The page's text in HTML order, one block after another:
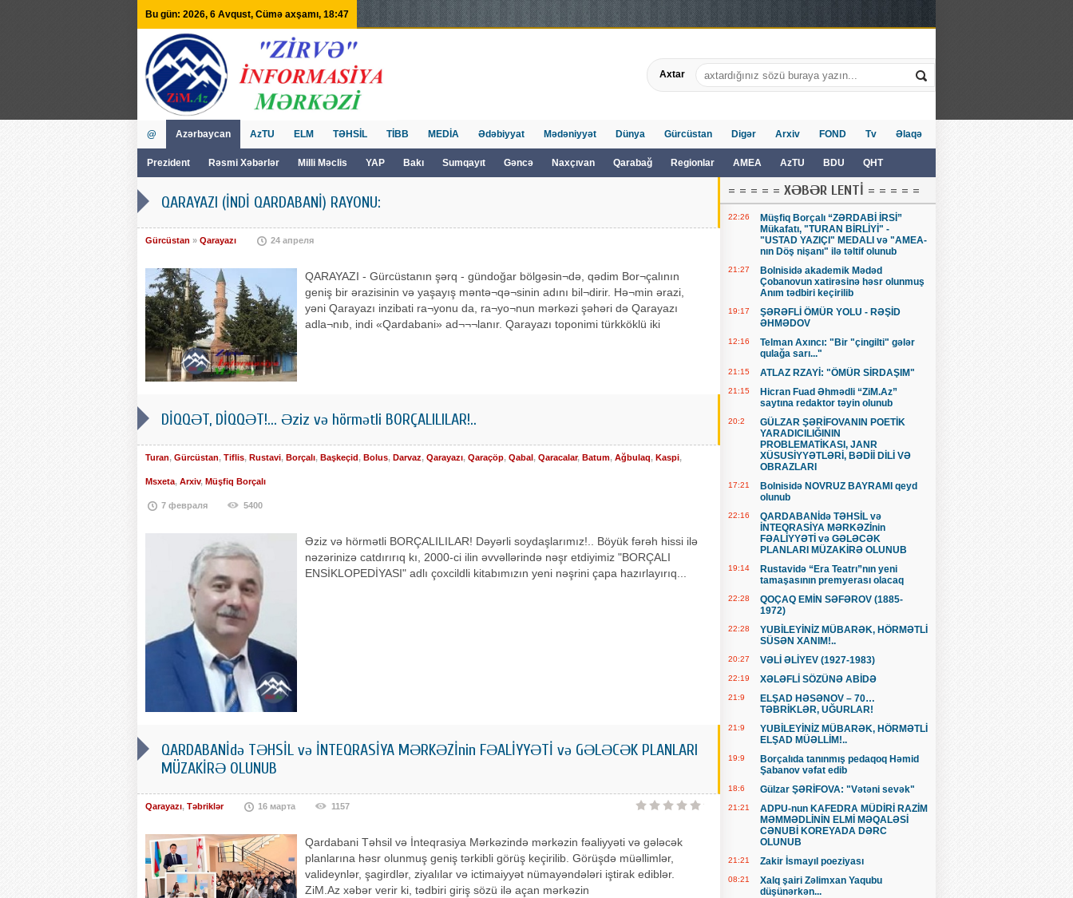
Bu gün: 2026, 6 Avqust, Cümə axşamı, 18:47
Axtar
@ Azərbaycan
Prezident Rəsmi Xəbərlər Milli Məclis YAP Bakı Sumqayıt Gəncə Naxçıvan Qarabağ Regionlar AMEA AzTU BDU QHT
AzTU ELM TƏHSİL TİBB MEDİA Ədəbiyyat Mədəniyyət Dünya Gürcüstan Digər Arxiv FOND Tv Əlaqə
QARAYAZI (İNDİ QARDABANİ) RAYONU:
Gürcüstan » Qarayazı 24 апреля
QARAYAZI - Gürcüstanın şərq - gündoğar bölgəsin¬də, qədim Bor¬çalının
geniş bir ərazisinin və yaşayış məntə¬qə¬sinin adını bil¬dirir. Hə¬min ərazi,
yəni Qarayazı inzibati ra¬yonu da, ra¬yo¬nun mərkəzi şəhəri də Qarayazı
adla¬nıb, indi «Qardabani» ad¬¬¬lanır. Qarayazı toponimi türkköklü iki
DİQQƏT, DİQQƏT!... Əziz və hörmətli BORÇALILILAR!..
Turan, Gürcüstan, Tiflis, Rustavi, Borçalı, Başkeçid , Bolus, Darvaz, Qarayazı, Qaraçöp, Qabal , Qaracalar, Batum, Ağbulaq, Kaspi,
Msxeta, Arxiv, Müşfiq Borçalı
7 февраля 5400
Əziz və hörmətli BORÇALILILAR! Dəyərli soydaşlarımız!.. Böyük fərəh hissi ilə
nəzərinizə catdırırıq kı, 2000-ci ilin əvvəllərində nəşr etdiyimiz "BORÇALI
ENSİKLOPEDİYASI" adlı çoxcildli kitabımızın yeni nəşrini çapa hazırlayırıq...
QARDABANİdə TƏHSİL və İNTEQRASİYA MƏRKƏZİnin FƏALİYYƏTİ və GƏLƏCƏK PLANLARI
MÜZAKİRƏ OLUNUB
Qarayazı, Təbriklər 16 марта 1157
Qardabani Təhsil və İnteqrasiya Mərkəzində mərkəzin fəaliyyəti və gələcək
planlarına həsr olunmuş geniş tərkibli görüş keçirilib. Görüşdə müəllimlər,
valideynlər, şagirdlər, ziyalılar və ictimaiyyət nümayəndələri iştirak ediblər.
ZiM.Az xəbər verir ki, tədbiri giriş sözü ilə açan mərkəzin
= = = = = XƏBƏR LENTİ = = = = =
22:26
Müşfiq Borçalı “ZƏRDABİ İRSİ”
Mükafatı, "TURAN BİRLİYİ" -
"USTAD YAZIÇI" MEDALI və "AMEA-
nın Döş nişanı" ilə təltif olunub
21:27
Bolnisidə akademik Mədəd
Çobanovun xatirəsinə həsr olunmuş
Anım tədbiri keçirilib
19:17
ŞƏRƏFLİ ÖMÜR YOLU - RƏŞİD
ƏHMƏDOV
12:16
Telman Axıncı: "Bir "çingilti" gələr
qulağa sarı..."
21:15 ATLAZ RZAYİ: "ÖMÜR SİRDAŞIM"
21:15
Hicran Fuad Əhmədli “ZiM.Az”
saytına redaktor təyin olunub
20:2
GÜLZAR ŞƏRİFOVANIN POETİK
YARADICILIĞININ
PROBLEMATİKASI, JANR
XÜSUSİYYƏTLƏRİ, BƏDİİ DİLİ VƏ
OBRAZLARI
17:21
Bolnisidə NOVRUZ BAYRAMI qeyd
olunub
22:16
QARDABANİdə TƏHSİL və
İNTEQRASİYA MƏRKƏZİnin
FƏALİYYƏTİ və GƏLƏCƏK
PLANLARI MÜZAKİRƏ OLUNUB
19:14
Rustavidə “Era Teatrı”nın yeni
tamaşasının premyerası olacaq
22:28
QOÇAQ EMİN SƏFƏROV (1885-
1972)
22:28
YUBİLEYİNİZ MÜBARƏK, HÖRMƏTLİ
SÜSƏN XANIM!..
20:27 VƏLİ ƏLİYEV (1927-1983)
22:19 XƏLƏFLİ SÖZÜNƏ ABİDƏ
21:9
ELŞAD HƏSƏNOV – 70…
TƏBRİKLƏR, UĞURLAR!
21:9
YUBİLEYİNİZ MÜBARƏK, HÖRMƏTLİ
ELŞAD MÜƏLLİM!..
19:9
Borçalıda tanınmış pedaqoq Həmid
Şabanov vəfat edib
18:6 Gülzar ŞƏRİFOVA: "Vətəni sevək"
21:21
ADPU-nun KAFEDRA MÜDİRİ RAZİM
MƏMMƏDLİNİN ELMİ MƏQALƏSİ
CƏNUBİ KOREYADA DƏRC
OLUNUB
21:21 Zakir İsmayıl poeziyası
08:21
Xalq şairi Zəlimxan Yaqubu
düşünərkən...